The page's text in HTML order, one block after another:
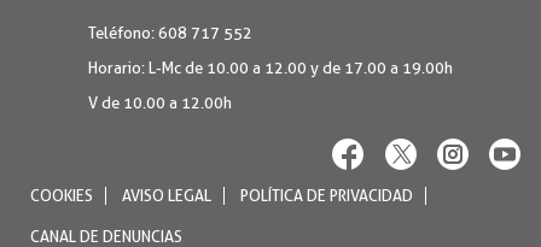
Teléfono: 608 717 552
Horario: L-Mc de 10.00 a 12.00 y de 17.00 a 19.00h
V de 10.00 a 12.00h
COOKIES AVISO LEGAL POLÍTICA DE PRIVACIDAD
CANAL DE DENUNCIAS